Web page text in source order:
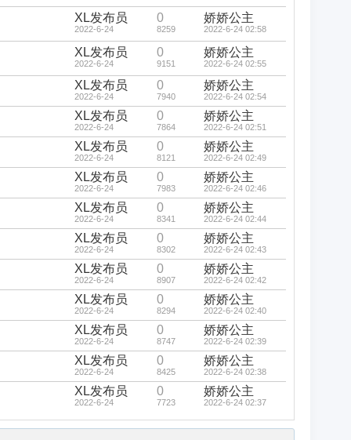
XL发布员
2022-6-24
0
8259
娇娇公主
2022-6-24 02:58
XL发布员
2022-6-24
0
9151
娇娇公主
2022-6-24 02:55
XL发布员
2022-6-24
0
7940
娇娇公主
2022-6-24 02:54
XL发布员
2022-6-24
0
7864
娇娇公主
2022-6-24 02:51
XL发布员
2022-6-24
0
8121
娇娇公主
2022-6-24 02:49
XL发布员
2022-6-24
0
7983
娇娇公主
2022-6-24 02:46
XL发布员
2022-6-24
0
8341
娇娇公主
2022-6-24 02:44
XL发布员
2022-6-24
0
8302
娇娇公主
2022-6-24 02:43
XL发布员
2022-6-24
0
8907
娇娇公主
2022-6-24 02:42
XL发布员
2022-6-24
0
8294
娇娇公主
2022-6-24 02:40
XL发布员
2022-6-24
0
8747
娇娇公主
2022-6-24 02:39
XL发布员
2022-6-24
0
8425
娇娇公主
2022-6-24 02:38
XL发布员
2022-6-24
0
7723
娇娇公主
2022-6-24 02:37